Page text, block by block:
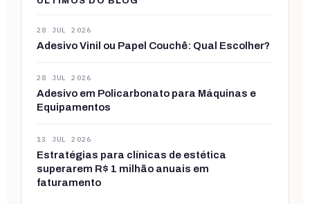
28 JUL 2026
Adesivo Vinil ou Papel Couchê: Qual Escolher?
28 JUL 2026
Adesivo em Policarbonato para Máquinas e
Equipamentos
13 JUL 2026
Estratégias para clínicas de estética
superarem R$ 1 milhão anuais em
faturamento